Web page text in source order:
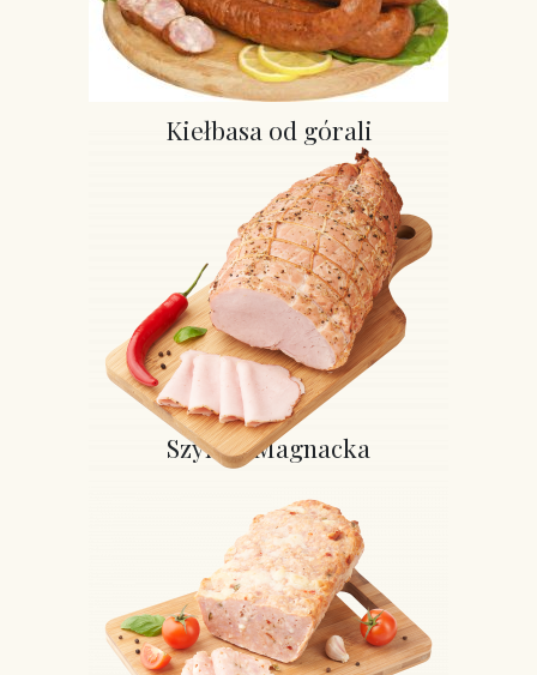
Kiełbasa od górali
Szynka Magnacka